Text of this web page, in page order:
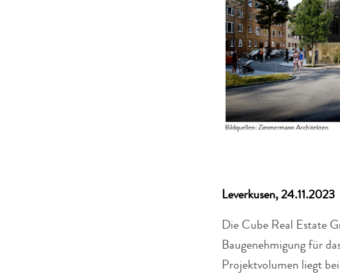
Leverkusen, 24.11.2023
Die Cube Real Estate
Baugenehmigung für
Projektvolumen liegt